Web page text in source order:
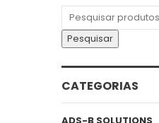
Pesquisar
por:
Pesquisar
CATEGORIAS